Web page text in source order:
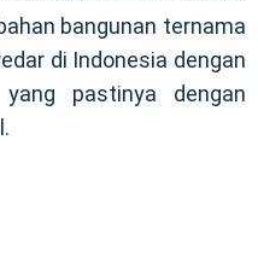
bangunan ternama
di Indonesia dengan
pastinya dengan